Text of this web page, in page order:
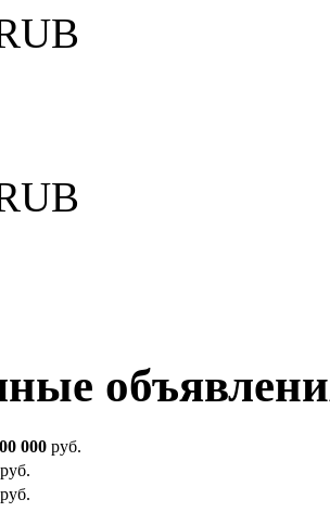
000 руб.
руб.
руб.